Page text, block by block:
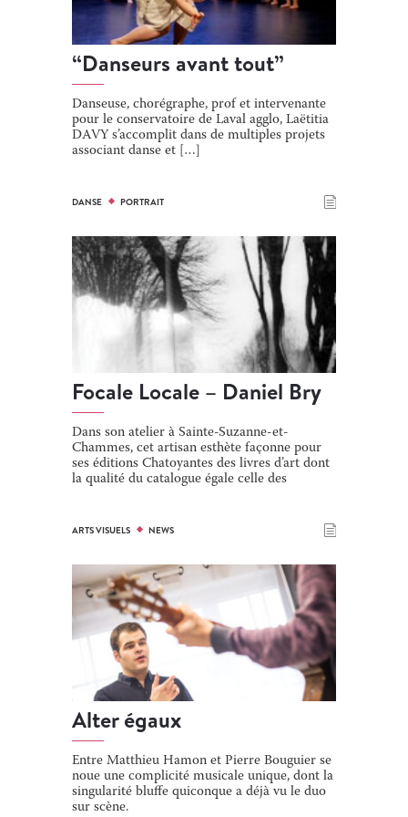
[…]
“Danseurs avant tout”
Danseuse, chorégraphe, prof et intervenante
pour le conservatoire de Laval agglo, Laëtitia
DAVY s’accomplit dans de multiples projets
associant danse et […]
DANSE PORTRAIT
Focale Locale – Daniel Bry
Dans son atelier à Sainte-Suzanne-et-
Chammes, cet artisan esthète façonne pour
ses éditions Chatoyantes des livres d’art dont
la qualité du catalogue égale celle des
fait photographe, aux côtés d’Armelle Le
photographique. De leurs flâneries dans une
vingtaine de villes du Grand Ouest, de Brest à
Saint-Nazaire, ils ont rapporté de jolis petits
livres qui se déplient comme des accordéons.
Leurs images en noir et blanc exploitent les
pouvoirs mystérieux des reflets qui, dans une
vitrine, une […]
ARTS VISUELS NEWS
Alter égaux
Entre Matthieu Hamon et Pierre Bouguier se
noue une complicité musicale unique, dont la
singularité bluffe quiconque a déjà vu le duo
sur scène.